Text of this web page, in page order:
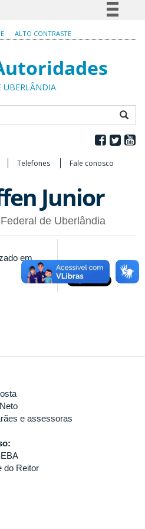
Participe
Acesso à informação
ALTO CONTRASTE
UBERLÂNDIA
Telefones Fale conosco
Junior
de Uberlândia
em
e assessoras
do Reitor